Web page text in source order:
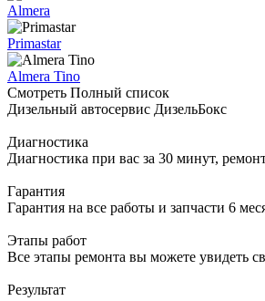
Almera
Primastar
Almera Tino
Смотреть Полный список
Дизельный автосервис ДизельБокс
Диагностика
Диагностика при вас за 30 минут,
Гарантия
Гарантия на все работы и запчасти 6
Этапы работ
Все этапы ремонта вы можете увидеть
Результат